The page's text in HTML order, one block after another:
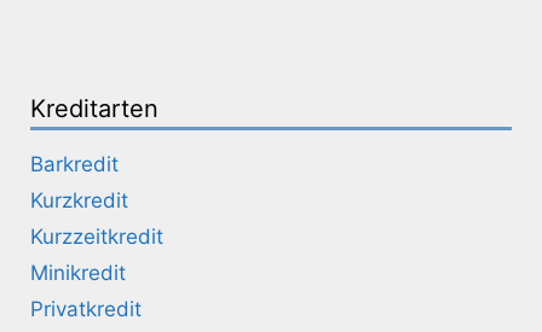
Kreditarten
Barkredit
Kurzkredit
Kurzzeitkredit
Minikredit
Privatkredit